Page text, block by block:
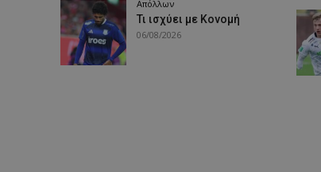
Απόλλων
Τι ισχύει με Κονομή
06/08/2026